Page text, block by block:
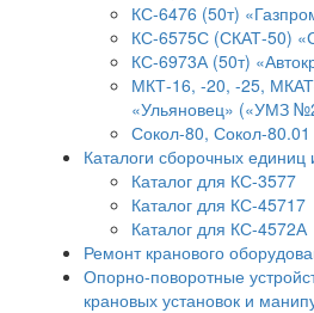
КС-6476 (50т)
КС-6575С (СКАТ-50)
КС-6973А (50т)
МКТ-16, -20, -25,
«Ульяновец» («УМЗ
Сокол-80, Сокол-
Каталоги сборочных единиц
Каталог для КС-3577
Каталог для КС-45717
Каталог для КС-4572А
Ремонт кранового
Опорно-поворотные
крановых установок и